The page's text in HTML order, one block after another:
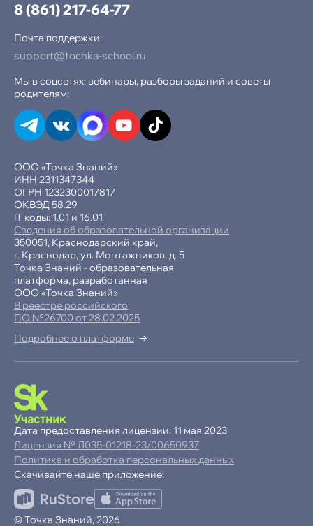
−10% при оплате в рассрочку
Продолжая пользоваться сайтом,
ООО «Точка Знаний»
ИНН 2311347344
ОГРН 1232300017817
ОКВЭД 58.29
IT коды: 1.01 и 16.01
Сведения об образовательной организации
350051, Краснодарский край,
г. Краснодар, ул. Монтажников, д. 5
Точка Знаний - образовательная
платформа, разработанная
ООО «Точка Знаний»
В реестре российского
ПО №26700 от 28.02.2025
Подробнее о платформе
8 (861) 217-64-77
Почта поддержки:
support@tochka-school.ru
Мы в соцсетях: вебинары, разборы заданий и советы
родителям:
© Точка Знаний, 2026
Политика и обработка персональных данных
Дата предоставления лицензии: 11 мая 2023
Лицензия № Л035-01218-23/00650937
Скачивайте наше приложение: